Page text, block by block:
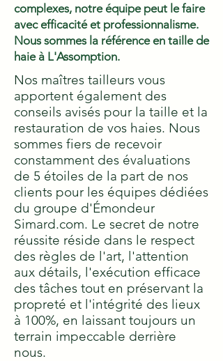
complexes, notre équipe peut le faire
avec efficacité et professionnalisme.
Nous sommes la référence en taille de
haie à L'Assomption.
Nos maîtres tailleurs vous
apportent également des
conseils avisés pour la taille et la
restauration de vos haies. Nous
sommes fiers de recevoir
constamment des évaluations
de 5 étoiles de la part de nos
clients pour les équipes dédiées
du groupe d'Émondeur
Simard.com. Le secret de notre
réussite réside dans le respect
des règles de l'art, l'attention
aux détails, l'exécution efficace
des tâches tout en préservant la
propreté et l'intégrité des lieux
à 100%, en laissant toujours un
terrain impeccable derrière
nous.